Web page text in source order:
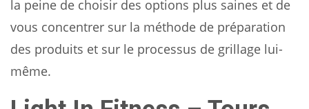
la peine de choisir des options plus saines et de
vous concentrer sur la méthode de préparation
des produits et sur le processus de grillage lui-
même.